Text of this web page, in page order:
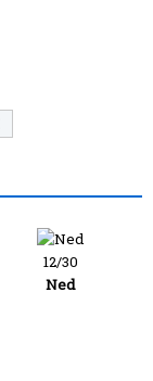
12/30
Ned